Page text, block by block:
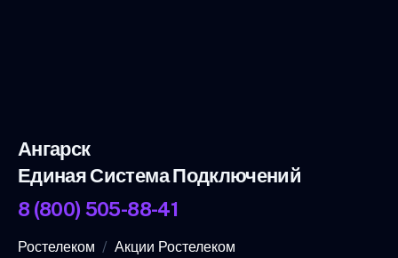
Ангарск
Единая Система Подключений
8 (800) 505-88-41
Ростелеком
Акции Ростелеком